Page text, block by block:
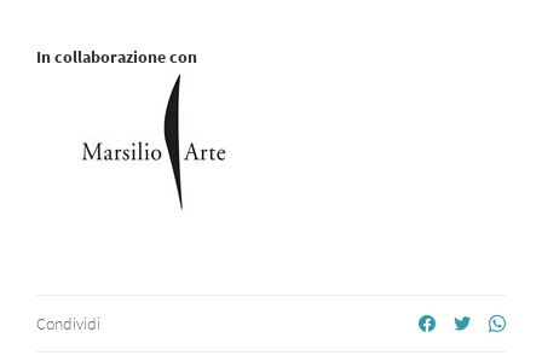
In collaborazione con
Condividi